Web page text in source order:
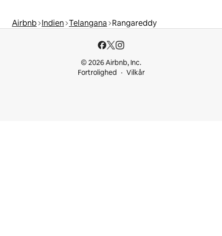
Airbnb Indien Telangana Rangareddy
© 2026 Airbnb, Inc.
Fortrolighed
Vilkår